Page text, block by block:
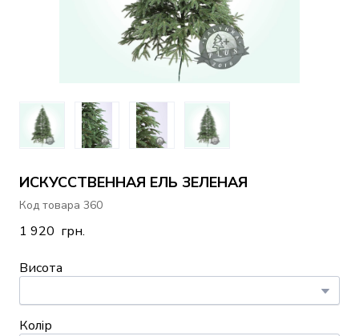
ИСКУССТВЕННАЯ ЕЛЬ ЗЕЛЕНАЯ
Код товара 360
1 920  грн.
Висота
Колір